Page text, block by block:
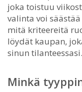
joka toistuu
valinta voi
mitä kriteereitä
löydät kaupan,
sinun tilanteessasi.
Minkä